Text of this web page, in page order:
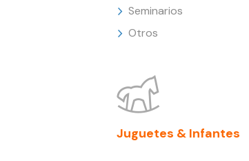
Seminarios
Otros
Juguetes & Infantes